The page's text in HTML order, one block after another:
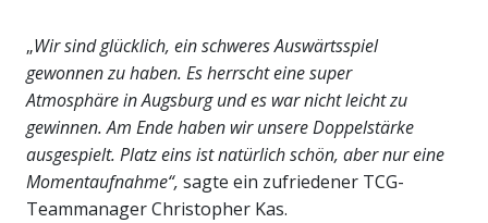
„Wir sind glücklich, ein schweres Auswärtsspiel
gewonnen zu haben. Es herrscht eine super
Atmosphäre in Augsburg und es war nicht leicht zu
gewinnen. Am Ende haben wir unsere Doppelstärke
ausgespielt. Platz eins ist natürlich schön, aber nur eine
Momentaufnahme“, sagte ein zufriedener TCG-
Teammanager Christopher Kas.